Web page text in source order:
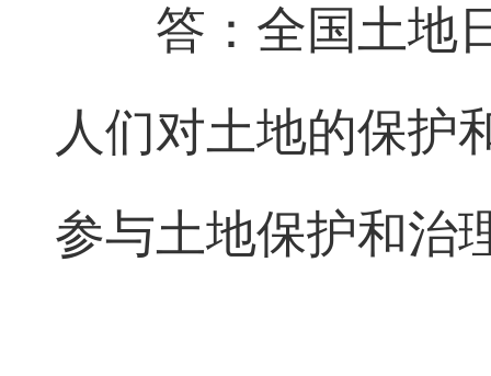
答：全国土地
人们对土地的保护
参与土地保护和治